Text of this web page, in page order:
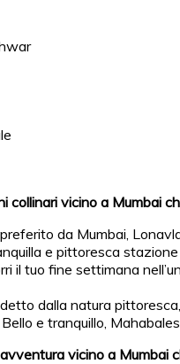
collinari vicino a Mumbai
da Mumbai,
e pittoresca
il tuo fine settimana
dalla natura
Bello e tranquillo,
avventura vicino a